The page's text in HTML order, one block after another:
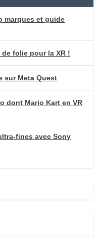
marques et guide
de folie pour la XR !
sur Meta Quest
dont Mario Kart en VR
fines avec Sony